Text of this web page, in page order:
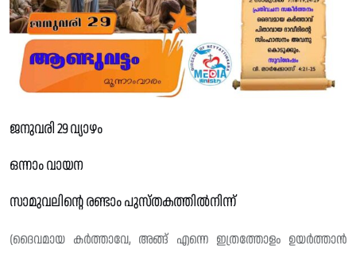
ജനുവരി 29 വ്യാഴം
ഒന്നാം വായന
സാമുവലിൻ്റെ രണ്ടാം പുസ്‌തകത്തിൽനിന്ന്
(ദൈവമായ കർത്താവേ, അങ്ങ് എന്നെ ഇത്രത്തോളം ഉയർത്താൻ